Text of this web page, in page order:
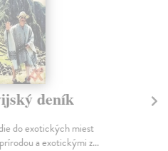
deník
do exotických miest
a exotickými z...